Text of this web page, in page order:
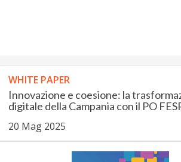
WHITE PAPER
Innovazione e coesione: la
digitale della Campania con il PO
20 Mag 2025